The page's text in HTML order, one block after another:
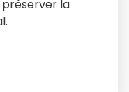
la